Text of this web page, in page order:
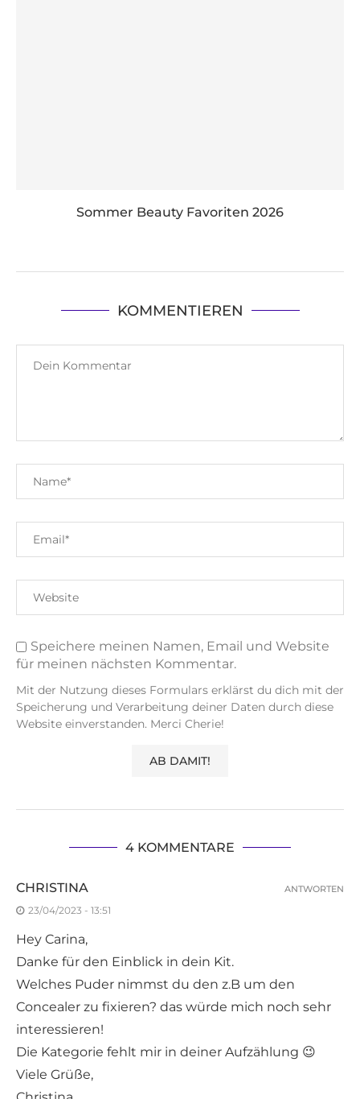
Sommer Beauty Favoriten 2026
KOMMENTIEREN
Speichere meinen Namen, Email und Website
für meinen nächsten Kommentar.
Mit der Nutzung dieses Formulars erklärst du dich mit der
Speicherung und Verarbeitung deiner Daten durch diese
Website einverstanden. Merci Cherie!
4 KOMMENTARE
CHRISTINA
23/04/2023 - 13:51
Hey Carina,
Danke für den Einblick in dein Kit.
Welches Puder nimmst du den z.B um den
Concealer zu fixieren? das würde mich noch sehr
interessieren!
Die Kategorie fehlt mir in deiner Aufzählung 😉
Viele Grüße,
ANTWORTEN